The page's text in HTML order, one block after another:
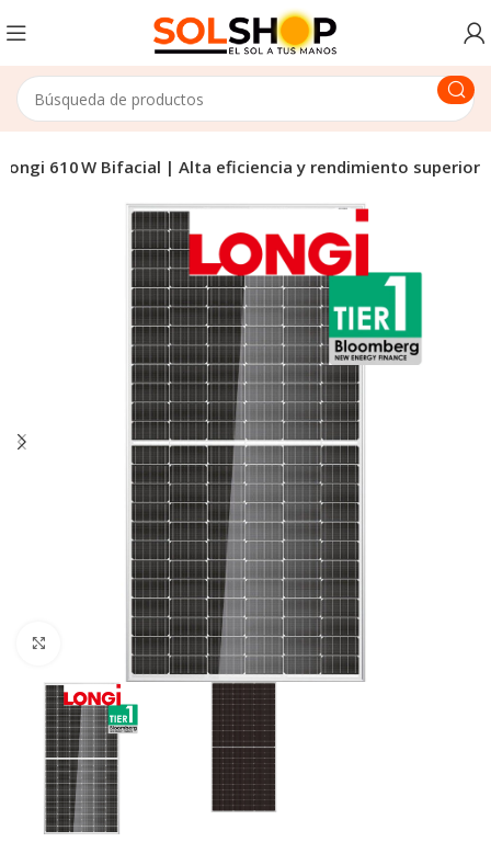
610 W Bifacial | Alta eficiencia y rendimiento superior
Haga Click para agrandar